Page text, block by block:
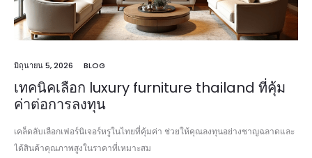
มิถุนายน 5, 2026 BLOG
เทคนิคเลือก luxury furniture thailand ที่คุ้ม
ค่าต่อการลงทุน
เคล็ดลับเลือกเฟอร์นิเจอร์หรูในไทยที่คุ้มค่า ช่วยให้คุณลงทุนอย่างชาญฉลาดและ
ได้สินค้าคุณภาพสูงในราคาที่เหมาะสม